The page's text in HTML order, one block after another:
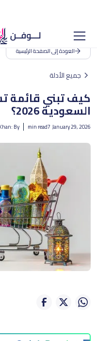
العودة إلى الصفحة الرئيسية
جميع الأدلة
كيف تبني قائمة
السعودية 2026؟
January 29, 2026
7
min read
By :